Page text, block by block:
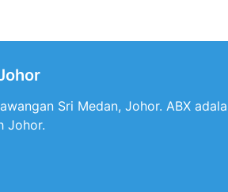
Sri Medan, Johor. ABX
Johor.